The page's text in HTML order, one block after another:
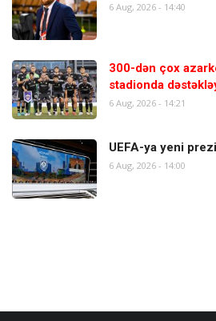
6 Aug, 2026 - 14:40
300-dən çox
stadionda
6 Aug, 2026 - 14:21
UEFA-ya yeni
6 Aug, 2026 - 14:00